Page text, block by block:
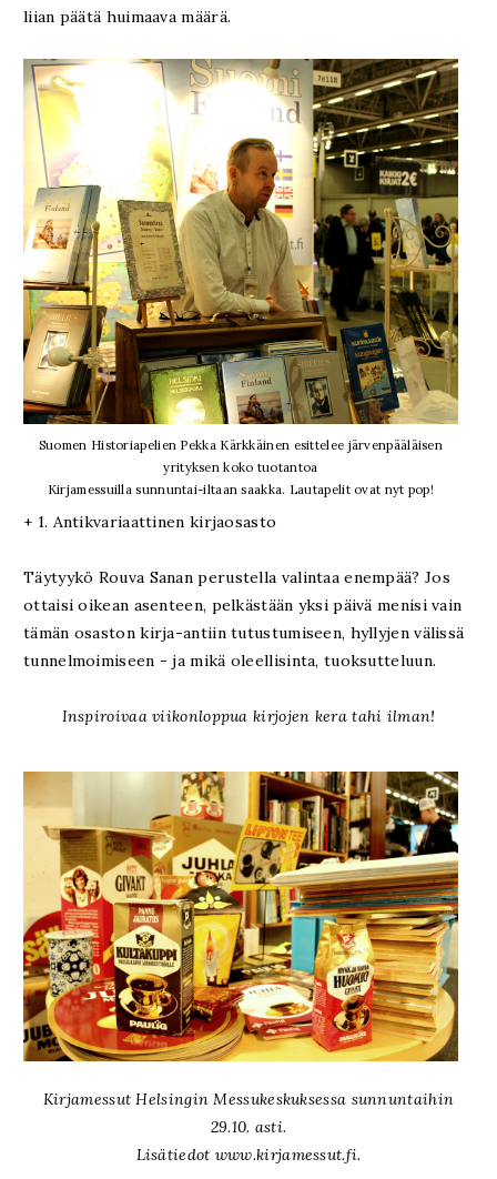
liian päätä huimaava määrä.
Suomen Historiapelien Pekka Kärkkäinen esittelee järvenpääläisen
yrityksen koko tuotantoa
Kirjamessuilla sunnuntai-iltaan saakka. Lautapelit ovat nyt pop!
+ 1. Antikvariaattinen kirjaosasto
Täytyykö Rouva Sanan perustella valintaa enempää? Jos
ottaisi oikean asenteen, pelkästään yksi päivä menisi vain
tämän osaston kirja-antiin tutustumiseen, hyllyjen välissä
tunnelmoimiseen - ja mikä oleellisinta, tuoksutteluun.
Inspiroivaa viikonloppua kirjojen kera tahi ilman!
Kirjamessut Helsingin Messukeskuksessa sunnuntaihin
29.10. asti.
Lisätiedot www.kirjamessut.fi.